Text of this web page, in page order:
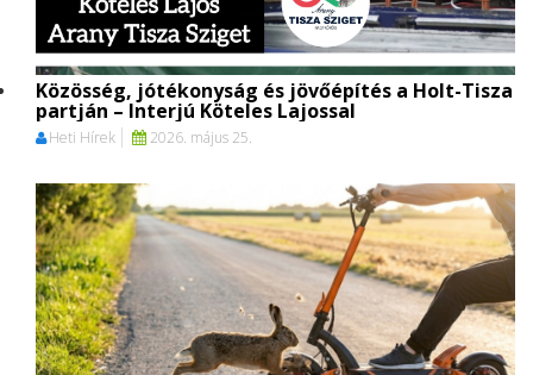
Közösség, jótékonyság és jövőépítés a Holt-Tisza
partján – Interjú Köteles Lajossal
Heti Hírek 2026. május 25.